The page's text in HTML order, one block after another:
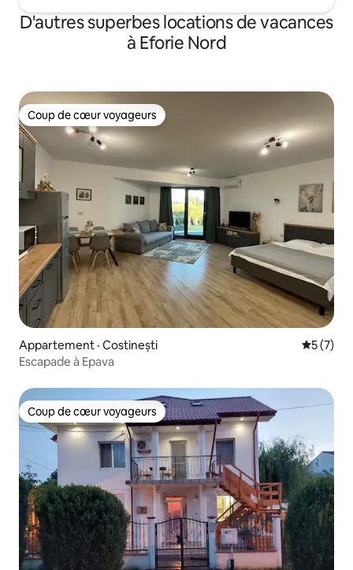
D'autres superbes locations de vacances
à Eforie Nord
Coup de cœur voyageurs
Coup de cœur voyageurs
Appartement · Costinești Note
5 (7)
Escapade à Epava
Coup de cœur voyageurs
Coup de cœur voyageurs